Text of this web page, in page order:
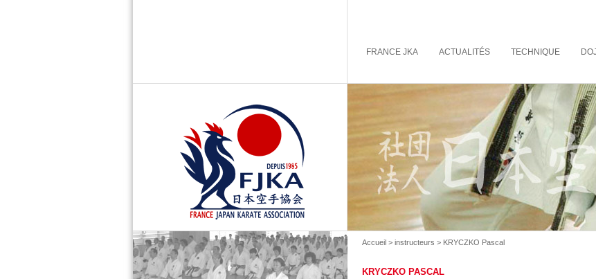
Accueil > instructeurs > KRYCZKO Pascal
KRYCZKO PASCAL
FRANCE JKA ACTUALITÉS TECHNIQUE